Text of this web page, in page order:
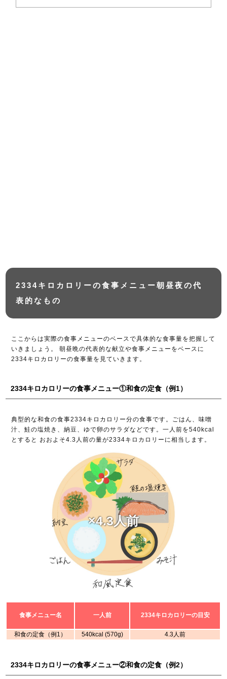
2334キロカロリーの食事メニュー朝昼夜の代
表的なもの
ここからは実際の食事メニューのベースで具体的な食事量を把握して
いきましょう。 朝昼晩の代表的な献立や食事メニューをベースに
2334キロカロリーの食事量を見ていきます。
2334キロカロリーの食事メニュー①和食の定食（例1）
典型的な和食の食事2334キロカロリー分の食事です。ごはん、味噌
汁、鮭の塩焼き、納豆、ゆで卵のサラダなどです。一人前を540kcal
とすると おおよそ4.3人前の量が2334キロカロリーに相当します。
×4.3人前
食事メニュー名 一人前 2334キロカロリーの目安
和食の定食（例1） 540kcal (570g) 4.3人前
2334キロカロリーの食事メニュー②和食の定食（例2）